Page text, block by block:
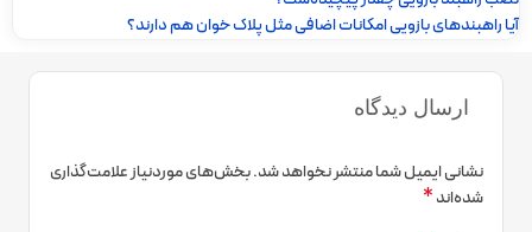
آیا راهبندهای بازویی امکانات اضافی مثل پلاک خوان هم دارند؟
ارسال دیدگاه
نشانی ایمیل شما منتشر نخواهد شد.بخش‌های موردنیاز علامت‌گذاری
شده‌اند*